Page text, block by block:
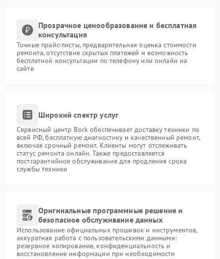
Прозрачное ценообразование и бесплатная
консультация
Точные прайс-листы, предварительная оценка стоимости
ремонта, отсутствие скрытых платежей и возможность
бесплатной консультации по телефону или онлайн на
сайте
Широкий спектр услуг
Сервисный центр Bork обеспечивает доставку техники по
всей РФ, бесплатную диагностику и качественный ремонт,
включая срочный ремонт. Клиенты могут отслеживать
статус ремонта онлайн. Также предоставляется
постгарантийное обслуживание для продления срока
службы техники
Оригинальные программные решение и
безопасное обслуживание данных
Использование официальных прошивок и инструментов,
аккуратная работа с пользовательскими данными:
резервное копирование, конфиденциальность и
восстановление информации при необходимости